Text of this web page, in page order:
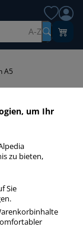
A-Z
A5
Preis.
Filter-
um Ihr
zu bieten,
Sie